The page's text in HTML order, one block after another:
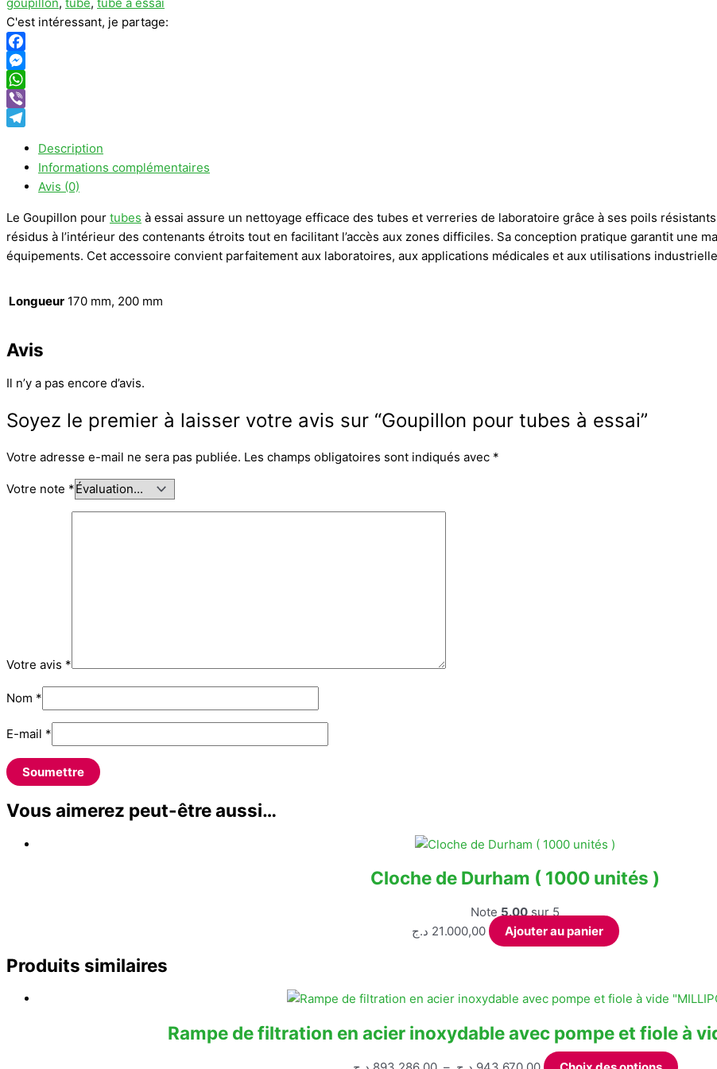
C'est intéressant, je partage:
Facebook
Messenger
WhatsApp
Viber
Description
Informations complémentaires
Avis (0)
Le Goupillon pour tubes à essai assure un nettoyage efficace des tubes et verreries de laboratoire grâce à ses poils
résidus à l’intérieur des contenants étroits tout en facilitant l’accès aux zones difficiles. Sa conception pratique garantit une
équipements. Cet accessoire convient parfaitement aux laboratoires, aux applications médicales et aux utilisations
Longueur 170 mm, 200 mm
Avis
Il n’y a pas encore d’avis.
Soyez le premier à laisser votre avis sur “Goupillon pour tubes à essai”
Votre adresse e-mail ne sera pas publiée. Les champs obligatoires sont indiqués avec *
Votre note *
Votre avis *
Nom *
E-mail *
Vous aimerez peut-être aussi…
Cloche de Durham ( 1000 unités )
Note5.00sur 5
21.000,00 د.ج Ajouter au panier
Produits similaires
Rampe de filtration en acier inoxydable avec pompe et fiole à
Plage Ce